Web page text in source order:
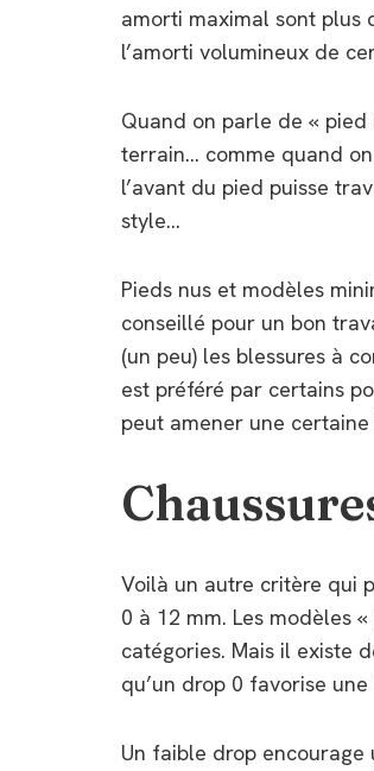
amorti maximal sont plus
l’amorti volumineux de
Quand on parle de «
terrain… comme quand
l’avant du pied puisse
style…
Pieds nus et modèles
conseillé pour un bon
(un peu) les blessures à
est préféré par certains
peut amener une
Voilà un autre critère qui
0 à 12 mm. Les modèles
catégories. Mais il existe
qu’un drop 0 favorise
Un faible drop